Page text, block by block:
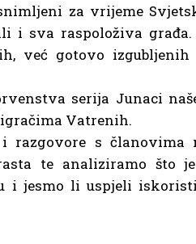
za vrijeme
i sva raspoloživa
već gotovo
serija Junaci
Vatrenih.
razgovore s članovima
te analiziramo što
i jesmo li uspjeli